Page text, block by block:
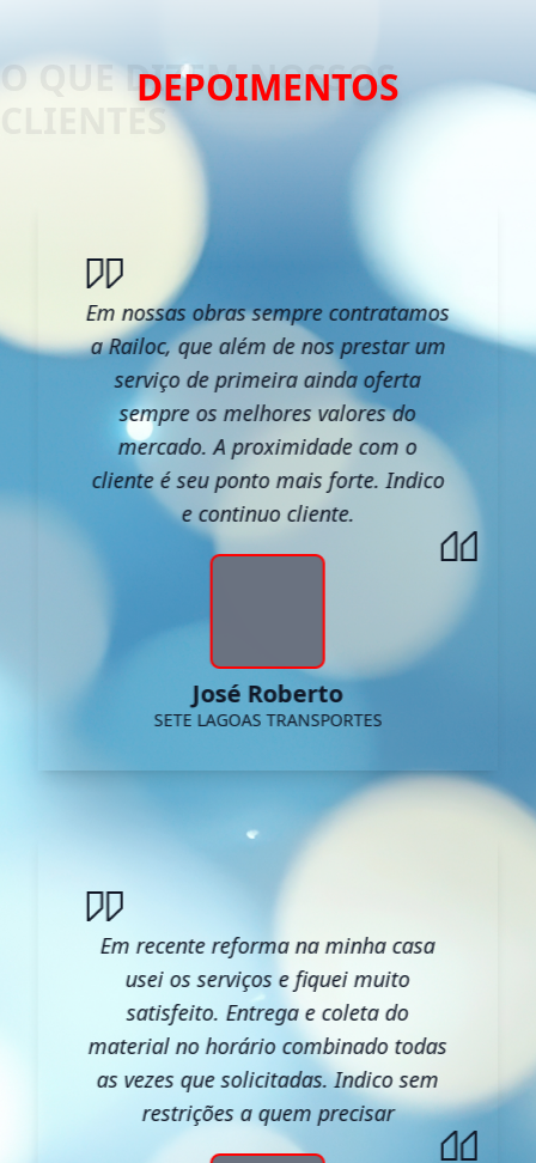
DEPOIMENTOS
Em nossas obras sempre contratamos
a Railoc, que além de nos prestar um
serviço de primeira ainda oferta
sempre os melhores valores do
mercado. A proximidade com o
cliente é seu ponto mais forte. Indico
e continuo cliente.
José Roberto
SETE LAGOAS TRANSPORTES
Em recente reforma na minha casa
usei os serviços e fiquei muito
satisfeito. Entrega e coleta do
material no horário combinado todas
as vezes que solicitadas. Indico sem
restrições a quem precisar